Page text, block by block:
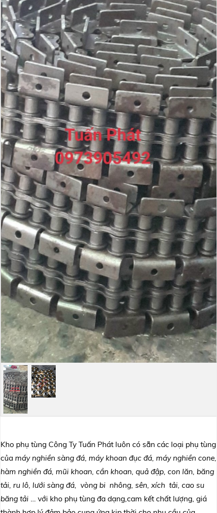
Kho phụ tùng Công Ty Tuấn Phát luôn có sẵn các loại phụ tùng
của máy nghiền sàng đá, máy khoan đục đá, máy nghiền cone,
hàm nghiền đá, mũi khoan, cần khoan, quả đập, con lăn, băng
tải, ru lô, lưới sàng đá, vòng bi nhông, sên, xích tải, cao su
băng tải … với kho phụ tùng đa dạng,cam kết chất lượng, giá